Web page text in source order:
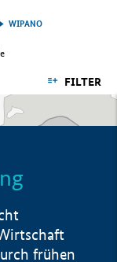
WIPANO
FILTER
frühen